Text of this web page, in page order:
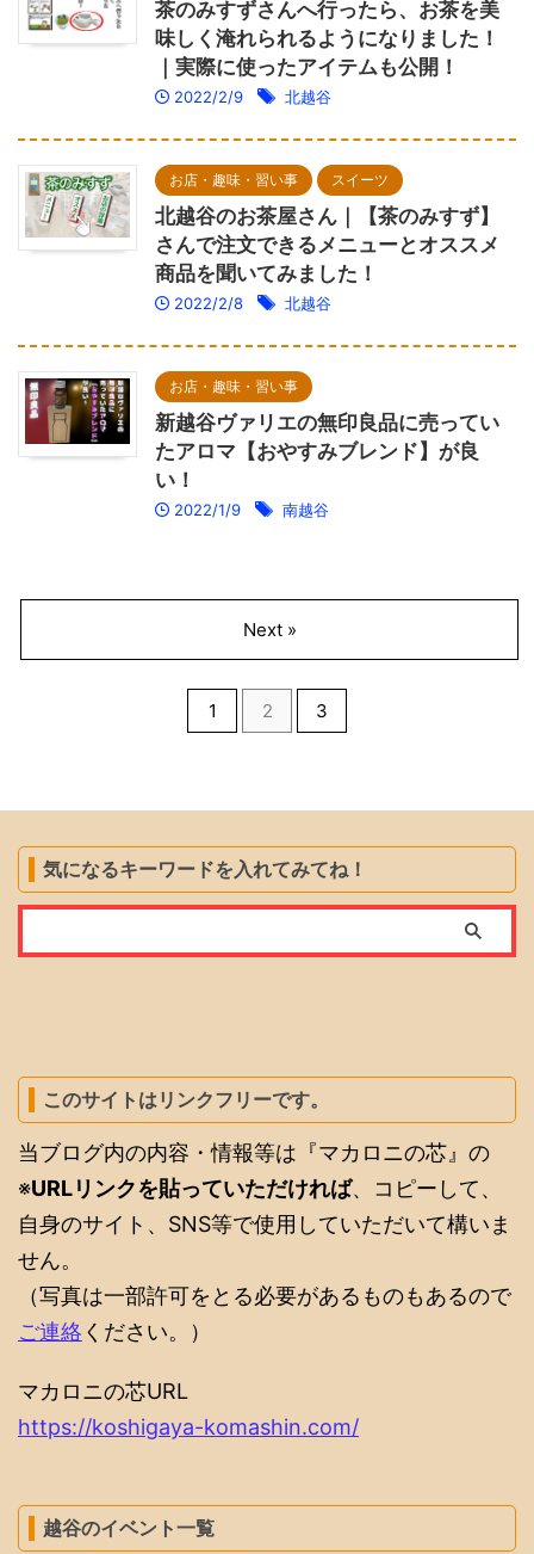
茶のみすずさんへ行ったら、お茶を美
味しく淹れられるようになりました！
｜実際に使ったアイテムも公開！
2022/2/9 北越谷
お店・趣味・習い事 スイーツ
北越谷のお茶屋さん｜【茶のみすず】
さんで注文できるメニューとオススメ
商品を聞いてみました！
2022/2/8 北越谷
お店・趣味・習い事
新越谷ヴァリエの無印良品に売ってい
たアロマ【おやすみブレンド】が良
い！
2022/1/9 南越谷
1 2 3
Next »
気になるキーワードを入れてみてね！
このサイトはリンクフリーです。
当ブログ内の内容・情報等は『マカロニの芯』の
※URLリンクを貼っていただければ、コピーして、
自身のサイト、SNS等で使用していただいて構いま
せん。
（写真は一部許可をとる必要があるものもあるので
ご連絡 ください。）
マカロニの芯URL
https://koshigaya-komashin.com/
越谷のイベント一覧